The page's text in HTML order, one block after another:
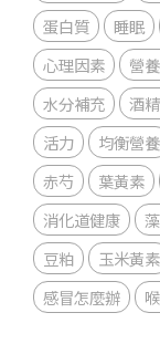
蛋白質
睡眠
心理因素
營
水分補充
酒
活力
均衡營養
赤芍
葉黃素
消化道健康
豆粕
玉米黃素
感冒怎麼辦